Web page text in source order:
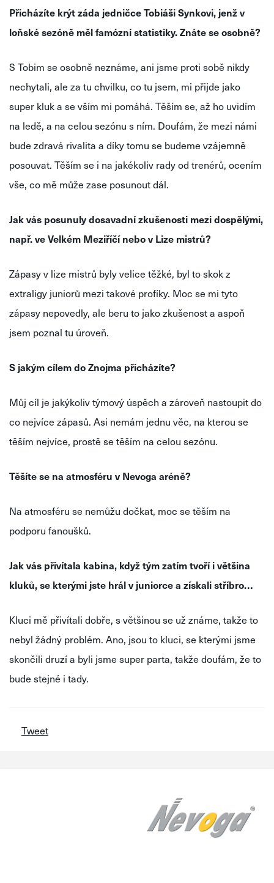
Přicházíte krýt záda jedničce Tobiáši Synkovi, jenž v
loňské sezóně měl famózní statistiky. Znáte se osobně?
S Tobim se osobně neznáme, ani jsme proti sobě nikdy
nechytali, ale za tu chvilku, co tu jsem, mi přijde jako
super kluk a se vším mi pomáhá. Těším se, až ho uvidím
na ledě, a na celou sezónu s ním. Doufám, že mezi námi
bude zdravá rivalita a díky tomu se budeme vzájemně
posouvat. Těším se i na jakékoliv rady od trenérů, ocením
vše, co mě může zase posunout dál.
Jak vás posunuly dosavadní zkušenosti mezi dospělými,
např. ve Velkém Meziříčí nebo v Lize mistrů?
Zápasy v lize mistrů byly velice těžké, byl to skok z
extraligy juniorů mezi takové profíky. Moc se mi tyto
zápasy nepovedly, ale beru to jako zkušenost a aspoň
jsem poznal tu úroveň.
S jakým cílem do Znojma přicházíte?
Můj cíl je jakýkoliv týmový úspěch a zároveň nastoupit do
co nejvíce zápasů. Asi nemám jednu věc, na kterou se
těším nejvíce, prostě se těším na celou sezónu.
Těšíte se na atmosféru v Nevoga aréně?
Na atmosféru se nemůžu dočkat, moc se těším na
podporu fanoušků.
Jak vás přivítala kabina, když tým zatím tvoří i většina
kluků, se kterými jste hrál v juniorce a získali stříbro…
Kluci mě přivítali dobře, s většinou se už známe, takže to
nebyl žádný problém. Ano, jsou to kluci, se kterými jsme
skončili druzí a byli jsme super parta, takže doufám, že to
bude stejné i tady.
Tweet